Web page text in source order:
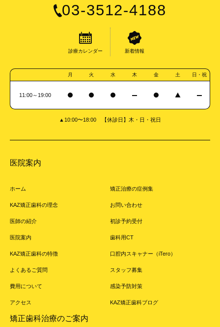
03-3512-4188
診療カレンダー 新着情報
月 火 水 木 金 土 日・祝
11:00～19:00
▲10:00〜18:00 【休診日】木・日・祝日
医院案内
ホーム
KAZ矯正歯科の理念
医師の紹介
医院案内
KAZ矯正歯科の特徴
よくあるご質問
費用について
アクセス
矯正治療の症例集
お問い合わせ
初診予約受付
歯科用CT
口腔内スキャナー（iTero）
スタッフ募集
感染予防対策
KAZ矯正歯科ブログ
矯正歯科治療のご案内